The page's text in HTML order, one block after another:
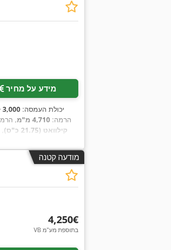
מידע על מחיר
, יכולת העמסה: 3,000 ק"ג
הרמה: 4,710 מ"מ ,
קילוואט (21.75 כ"ס)
מודעה קטנה
‏4,250 ‏€
VB בתוספת מע"מ